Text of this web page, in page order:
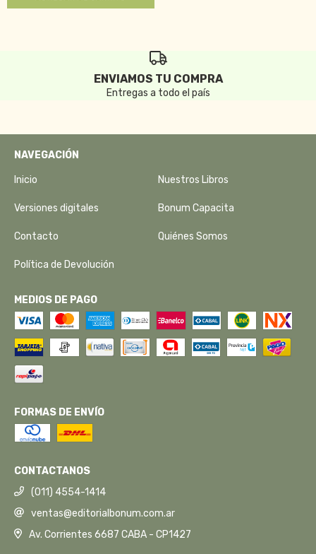
ENVIAMOS TU COMPRA
Entregas a todo el país
NAVEGACIÓN
Inicio Nuestros Libros
Versiones digitales Bonum Capacita
Contacto Quiénes Somos
Política de Devolución
MEDIOS DE PAGO
FORMAS DE ENVÍO
CONTACTANOS
(011) 4554-1414
ventas@editorialbonum.com.ar
Av. Corrientes 6687 CABA - CP1427